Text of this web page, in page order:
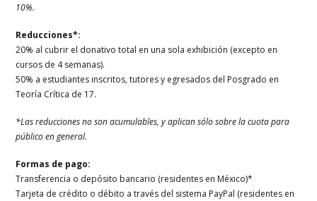
10%.
Reducciones*:
20% al cubrir el donativo total en una sola exhibición (excepto en
cursos de 4 semanas).
50% a estudiantes inscritos, tutores y egresados del Posgrado en
Teoría Crítica de 17.
*Las reducciones no son acumulables, y aplican sólo sobre la cuota para
público en general.
Formas de pago:
Transferencia o depósito bancario (residentes en México)*
Tarjeta de crédito o débito a través del sistema PayPal (residentes en